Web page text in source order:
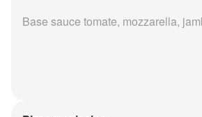
Base sauce tomate, mozzarella,